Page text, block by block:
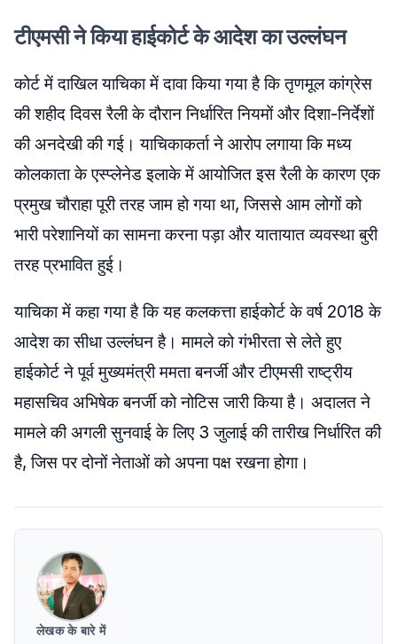
टीएमसी ने किया हाईकोर्ट के आदेश का उल्लंघन
कोर्ट में दाखिल याचिका में दावा किया गया है कि तृणमूल कांग्रेस
की शहीद दिवस रैली के दौरान निर्धारित नियमों और दिशा-निर्देशों
की अनदेखी की गई। याचिकाकर्ता ने आरोप लगाया कि मध्य
कोलकाता के एस्प्लेनेड इलाके में आयोजित इस रैली के कारण एक
प्रमुख चौराहा पूरी तरह जाम हो गया था, जिससे आम लोगों को
भारी परेशानियों का सामना करना पड़ा और यातायात व्यवस्था बुरी
तरह प्रभावित हुई।
याचिका में कहा गया है कि यह कलकत्ता हाईकोर्ट के वर्ष 2018 के
आदेश का सीधा उल्लंघन है। मामले को गंभीरता से लेते हुए
हाईकोर्ट ने पूर्व मुख्यमंत्री ममता बनर्जी और टीएमसी राष्ट्रीय
महासचिव अभिषेक बनर्जी को नोटिस जारी किया है। अदालत ने
मामले की अगली सुनवाई के लिए 3 जुलाई की तारीख निर्धारित की
है, जिस पर दोनों नेताओं को अपना पक्ष रखना होगा।
लेखक के बारे में